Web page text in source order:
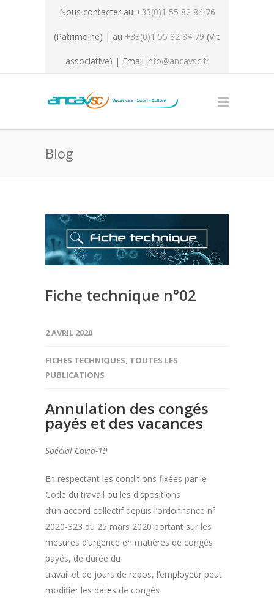
Nous contacter au +33(0)1 55 82 84 76
(Patrimoine) | au +33(0)1 55 82 84 79 (Vie
associative) | Email info@ancavsc.fr
Blog
Fiche technique n°02
2 AVRIL 2020
FICHES TECHNIQUES, TOUTES LES
PUBLICATIONS
Annulation des congés
payés et des vacances
Spécial Covid-19
En respectant les conditions fixées par le
Code du travail ou les dispositions
d’un accord collectif depuis l’ordonnance n°
2020-323 du 25 mars 2020 portant sur les
mesures d’urgence en matières de congés
payés, de durée du
travail et de jours de repos, l’employeur peut
modifier les dates de congés